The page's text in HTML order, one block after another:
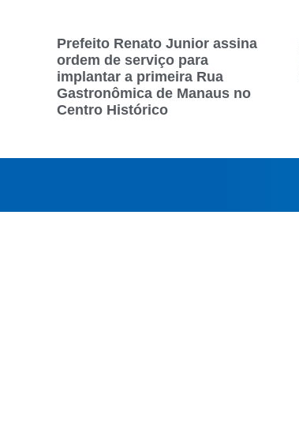
Prefeito Renato Junior assina
ordem de serviço para
implantar a primeira Rua
Gastronômica de Manaus no
Centro Histórico